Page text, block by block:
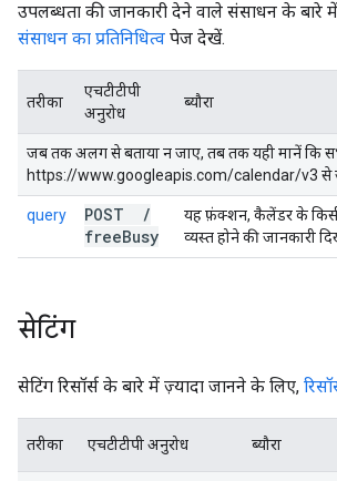
उपलब्धता की जानकारी देने वाले संसाधन के बारे
संसाधन का प्रतिनिधित्व पेज देखें.
तरीका
एचटीटीपी
अनुरोध
ब्यौरा
जब तक अलग से बताया न जाए, तब तक यही मानें कि
https://www.googleapis.com/calendar/v3 से
query POST
/
freeBusy
यह फ़ंक्शन, कैलेंडर के
व्यस्त होने की जानकारी
सेटिंग
सेटिंग रिसॉर्स के बारे में ज़्यादा जानने के लिए,
तरीका एचटीटीपी अनुरोध ब्यौरा